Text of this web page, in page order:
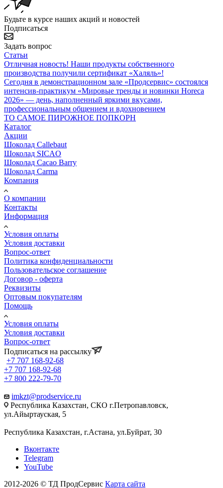
Будьте в курсе наших акций и новостей
Подписаться
Задать вопрос
Статьи
Отличная новость! Наши продукты собственного
производства получили сертификат «Халяль»!
Сегодня в демонстрационном зале «Продсервис» состоялся
интенсив-практикум «Мировые тренды и новинки Horeca
2026» — день, наполненный яркими вкусами,
профессиональным общением и вдохновением
ТО САМОЕ ПИРОЖНОЕ ПОПКОРН
Каталог
Акции
Шоколад Callebaut
Шоколад SICAO
Шоколад Cacao Barry
Шоколад Carma
Компания
О компании
Контакты
Информация
Условия оплаты
Условия доставки
Вопрос-ответ
Политика конфиденциальности
Пользовательское соглашение
Договор - оферта
Реквизиты
Оптовым покупателям
Помощь
Условия оплаты
Условия доставки
Вопрос-ответ
Подписаться на рассылку
+7 707 168-92-68
+7 707 168-92-68
+7 800 222-79-70
imkzt@prodservice.ru
Республика Казахстан, СКО г.Петропавловск,
ул.Айыртауская, 5
Республика Казахстан, г.Астана, ул.Буйрат, 30
Вконтакте
Telegram
YouTube
2012-2026 © ТД ПродСервис Карта сайта